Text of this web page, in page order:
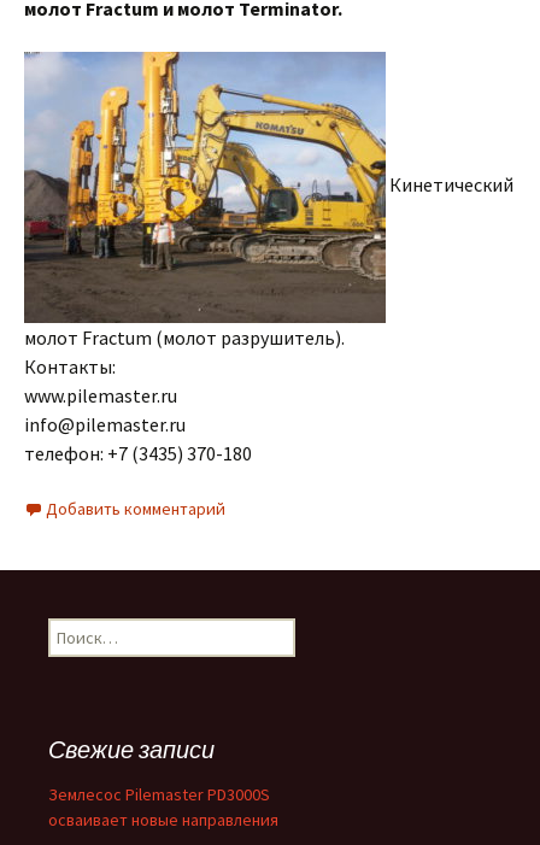
молот Fractum и молот Terminator.
Кинетический
молот Fractum (молот разрушитель).
Контакты:
www.pilemaster.ru
info@pilemaster.ru
телефон: +7 (3435) 370-180
Добавить комментарий
Найти:
Свежие записи
Землесос Pilemaster PD3000S
осваивает новые направления